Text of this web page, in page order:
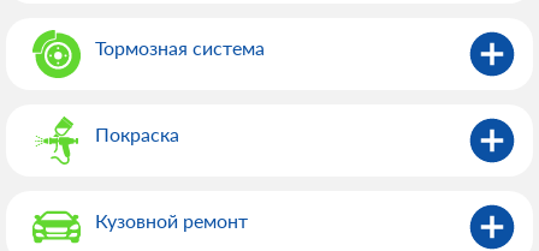
Тормозная система
Покраска
Кузовной ремонт